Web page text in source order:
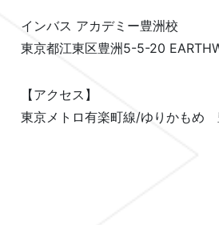
インバス アカデミー豊洲校
東京都江東区豊洲5-5-20
【アクセス】
東京メトロ有楽町線/ゆりかもめ